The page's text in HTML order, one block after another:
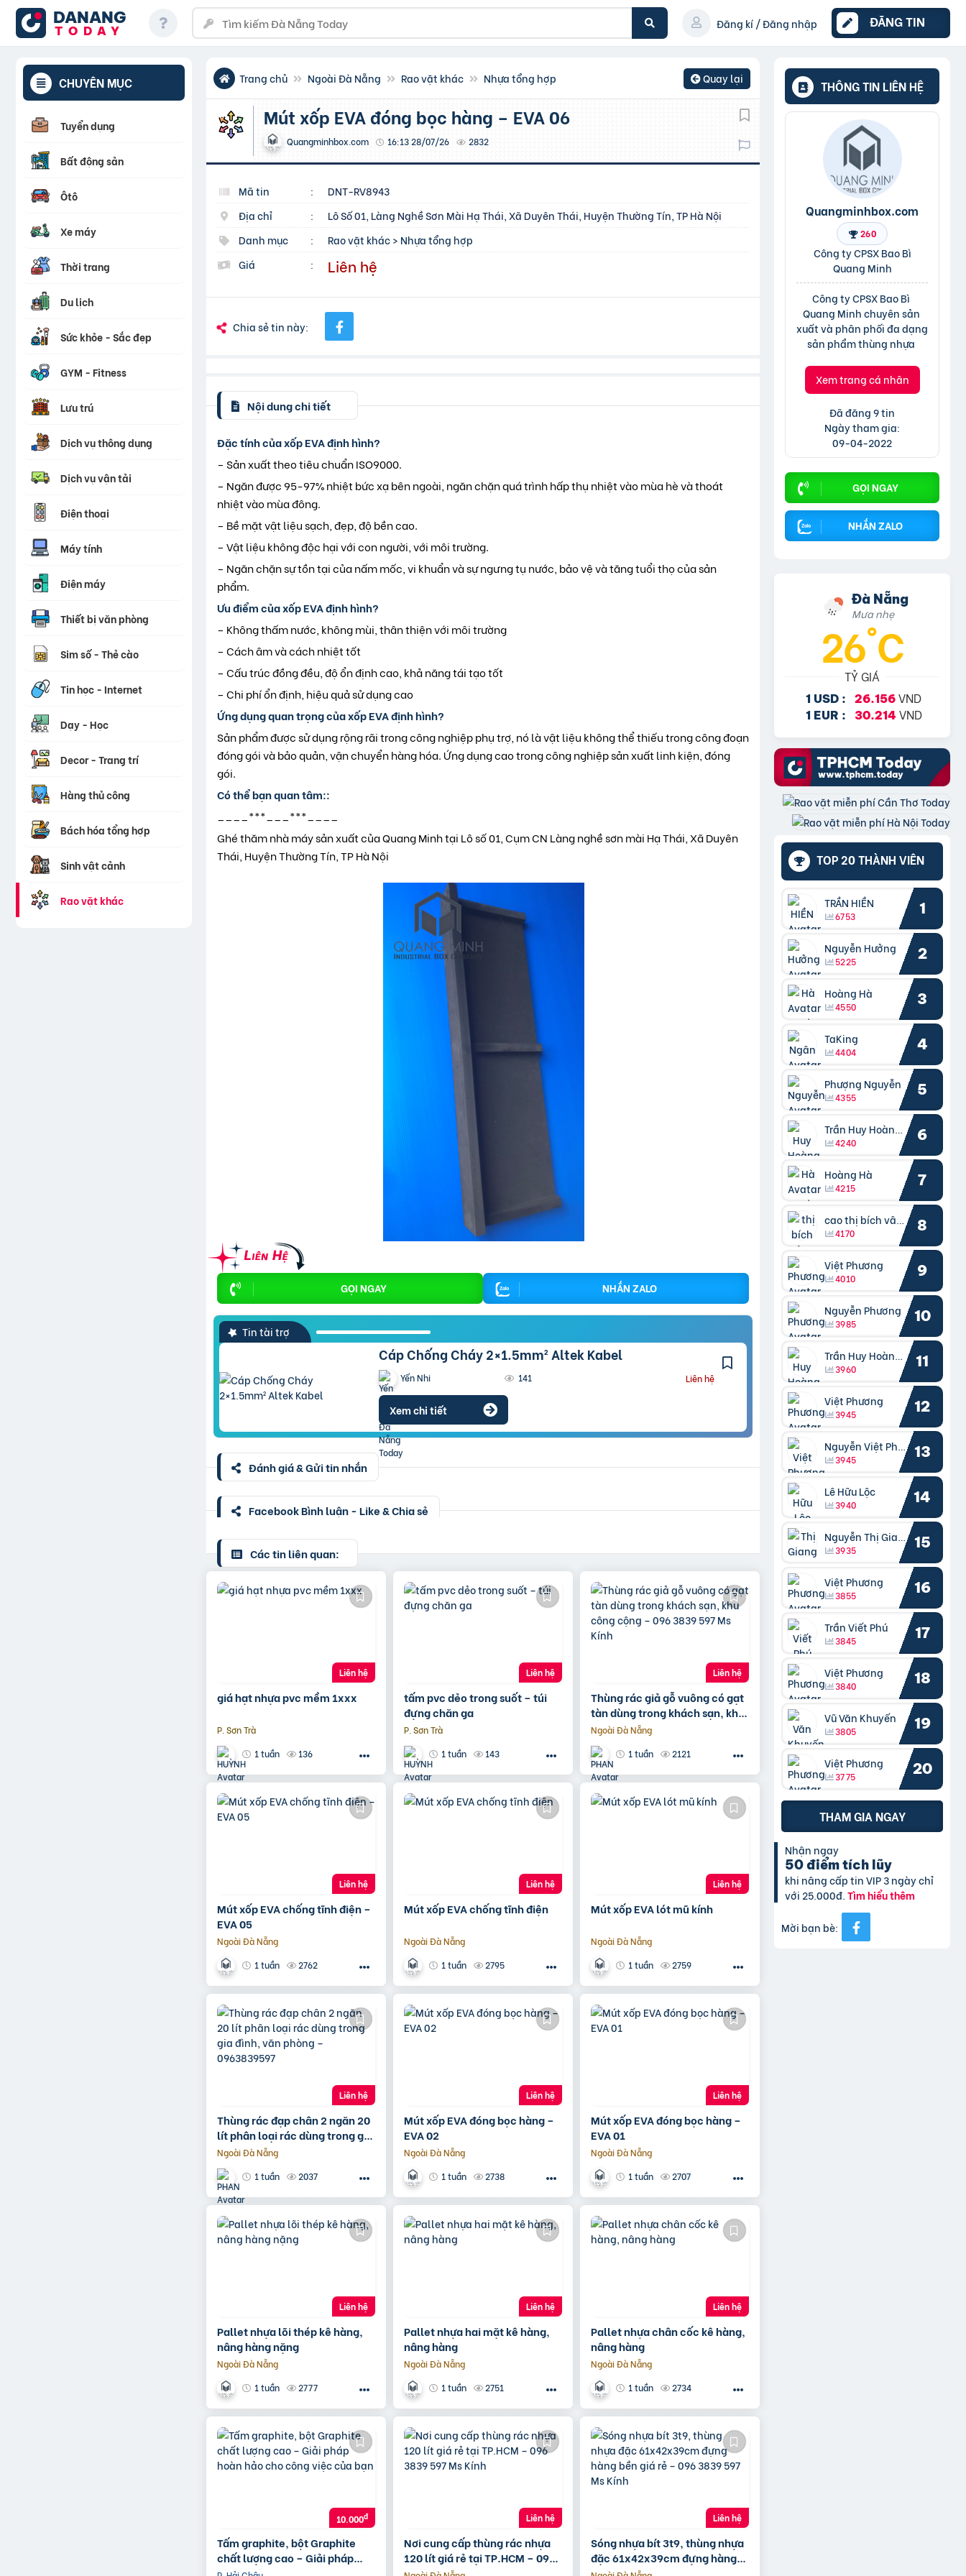
DANANG
TODAY
Đăng kí / Đăng nhập ĐĂNG TIN
CHUYÊN MỤC
Tuyển dụng
Bất động sản
Ôtô
Xe máy
Thời trang
Du lịch
Sức khỏe - Sắc đẹp
GYM - Fitness
Lưu trú
Dịch vụ thông dụng
Dịch vụ vận tải
Điện thoại
Máy tính
Điện máy
Thiết bị văn phòng
Sim số - Thẻ cào
Tin học - Internet
Dạy - Học
Decor - Trang trí
Hàng thủ công
Bách hóa tổng hợp
Sinh vật cảnh
Rao vặt khác
Trang chủ Ngoài Đà Nẵng Rao vặt khác Nhựa tổng hợp Quay lại
Mút xốp EVA đóng bọc hàng – EVA 06
Quangminhbox.com 16:13 28/07/26 2832
Mã tin :
DNT-RV8943
Địa chỉ
:
Lô Số 01, Làng Nghề Sơn Mài Hạ Thái, Xã Duyên Thái, Huyện Thường Tín, TP Hà Nội
Danh mục
: Rao vặt khác> Nhựa tổng hợp
Giá
: Liên hệ
Chia sẻ tin này:
Nội dung chi tiết
Đặc tính của xốp EVA định hình?
– Sản xuất theo tiêu chuẩn ISO9000.
– Ngăn được 95-97% nhiệt bức xạ bên ngoài, ngăn chặn quá trình hấp thụ nhiệt vào mùa hè và thoát
nhiệt vào mùa đông.
– Bề mặt vật liệu sạch, đẹp, độ bền cao.
– Vật liệu không độc hại với con người, với môi trường.
– Ngăn chặn sự tồn tại của nấm mốc, vi khuẩn và sự ngưng tụ nước, bảo vệ và tăng tuổi thọ của sản
phẩm.
Ưu điểm của xốp EVA định hình?
– Không thấm nước, không mùi, thân thiện với môi trường
– Cách âm và cách nhiệt tốt
– Cấu trúc đồng đều, độ ổn định cao, khả năng tái tạo tốt
– Chi phí ổn định, hiệu quả sử dụng cao
Ứng dụng quan trọng của xốp EVA định hình?
Sản phẩm được sử dụng rộng rãi trong công nghiệp phụ trợ, nó là vật liệu không thể thiếu trong công đoạn
đóng gói và bảo quản, vận chuyển hàng hóa. Ứng dụng cao trong công nghiệp sản xuất linh kiện, đóng
gói.
Có thể bạn quan tâm::
____***___***____
Ghé thăm nhà máy sản xuất của Quang Minh tại Lô số 01, Cụm CN Làng nghề sơn mài Hạ Thái, Xã Duyên
Thái, Huyện Thường Tín, TP Hà Nội
GỌI NGAY NHẮN ZALO
Tin tài trợ
Cáp Chống Cháy 2×1.5mm² Altek Kabel
Yến Nhi 141 Liên hệ
Xem chi tiết
Đánh giá & Gửi tin nhắn
Facebook Bình luận - Like & Chia sẻ
Các tin liên quan:
giá hạt nhựa pvc mềm 1xxx
P. Sơn Trà
1 tuần
136
Liên hệ
tấm pvc dẻo trong suốt – túi
đựng chăn ga
P. Sơn Trà
1 tuần
143
Liên hệ
Thùng rác giả gỗ vuông có gạt
tàn dùng trong khách sạn, khu
công cộng – 096 3839 597 Ms
Kính
Ngoài Đà Nẵng
1 tuần
2121
Liên hệ
Mút xốp EVA chống tĩnh điện –
EVA 05
Ngoài Đà Nẵng
1 tuần
2762
Liên hệ
Mút xốp EVA chống tĩnh điện
Ngoài Đà Nẵng
1 tuần
2795
Liên hệ
Mút xốp EVA lót mũ kính
Ngoài Đà Nẵng
1 tuần
2759
Liên hệ
Thùng rác đạp chân 2 ngăn 20
lít phân loại rác dùng trong gia
đình, văn phòng – 0963839597
Ngoài Đà Nẵng
1 tuần
2037
Liên hệ
Mút xốp EVA đóng bọc hàng –
EVA 02
Ngoài Đà Nẵng
1 tuần
2738
Liên hệ
Mút xốp EVA đóng bọc hàng –
EVA 01
Ngoài Đà Nẵng
1 tuần
2707
Liên hệ
Pallet nhựa lõi thép kê hàng,
nâng hàng nặng
Ngoài Đà Nẵng
1 tuần
2777
Liên hệ
Pallet nhựa hai mặt kê hàng,
nâng hàng
Ngoài Đà Nẵng
1 tuần
2751
Liên hệ
Pallet nhựa chân cốc kê hàng,
nâng hàng
Ngoài Đà Nẵng
1 tuần
2734
Liên hệ
Tấm graphite, bột Graphite
chất lượng cao – Giải pháp
hoàn hảo cho công việc của
10.000đ
Nơi cung cấp thùng rác nhựa
120 lít giá rẻ tại TP.HCM – 096
3839 597 Ms Kính
Liên hệ
Sóng nhựa bít 3t9, thùng nhựa
đặc 61x42x39cm đựng hàng
bền giá rẻ – 096 3839 597 Ms
Liên hệ
THÔNG TIN LIÊN HỆ
Quangminhbox.com
260
Công ty CPSX Bao Bì
Quang Minh
Công ty CPSX Bao Bì
Quang Minh chuyên sản
xuất và phân phối đa dạng
sản phẩm thùng nhựa
xốp EVA, Mút xốp PU FOAM.
Các sản phẩm đều được
khách hàng
Xem trang cá nhân
Đã đăng 9 tin
Ngày tham gia:
09-04-2022
GỌI NGAY
NHẮN ZALO
Đà Nẵng
Mưa nhẹ
26°C
TỶ GIÁ
1 USD : 26.156 VND
1 EUR : 30.214 VND
TOP 20 THÀNH VIÊN
TRẦN HIỀN
6753 1
Nguyễn Hưởng
5225 2
Hoàng Hà
4550 3
TaKing
4404 4
Phượng Nguyễn
4355 5
Trần Huy Hoàng Bắc
4240 6
Hoàng Hà
4215 7
cao thị bích vâng kiều
4170 8
Việt Phương
4010 9
Nguyễn Phương
3985 10
Trần Huy Hoàng Bắc
3960 11
Việt Phương
3945 12
Nguyễn Việt Phương
3945 13
Lê Hữu Lộc
3940 14
Nguyễn Thị Giang
3935 15
Việt Phương
3855 16
Trần Viết Phú
3845 17
Việt Phương
3840 18
Vũ Văn Khuyến
3805 19
Việt Phương
3775 20
THAM GIA NGAY
Nhận ngay
50 điểm tích lũy
khi nâng cấp tin VIP 3 ngày chỉ
với 25.000đ.Tìm hiểu thêm
Mời bạn bè: